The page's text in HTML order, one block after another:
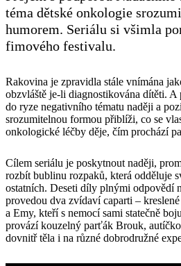
téma dětské onkologie
humorem. Seriálu si všimla
fimového festivalu.
Rakovina je zpravidla stále vnímána
obzvláště je-li diagnostikována dítěti. A
do ryze negativního tématu naději a
srozumitelnou formou přiblíži, co se
onkologické léčby děje, čím prochází
Cílem seriálu je poskytnout naději,
rozbít bublinu rozpaků, která odděluje
ostatních. Deseti díly plnými odpovědí
provedou dva zvídaví caparti –
a Emy, kteří s nemocí sami statečně
provází kouzelný parťák Brouk,
dovnitř těla i na různé dobrodružné